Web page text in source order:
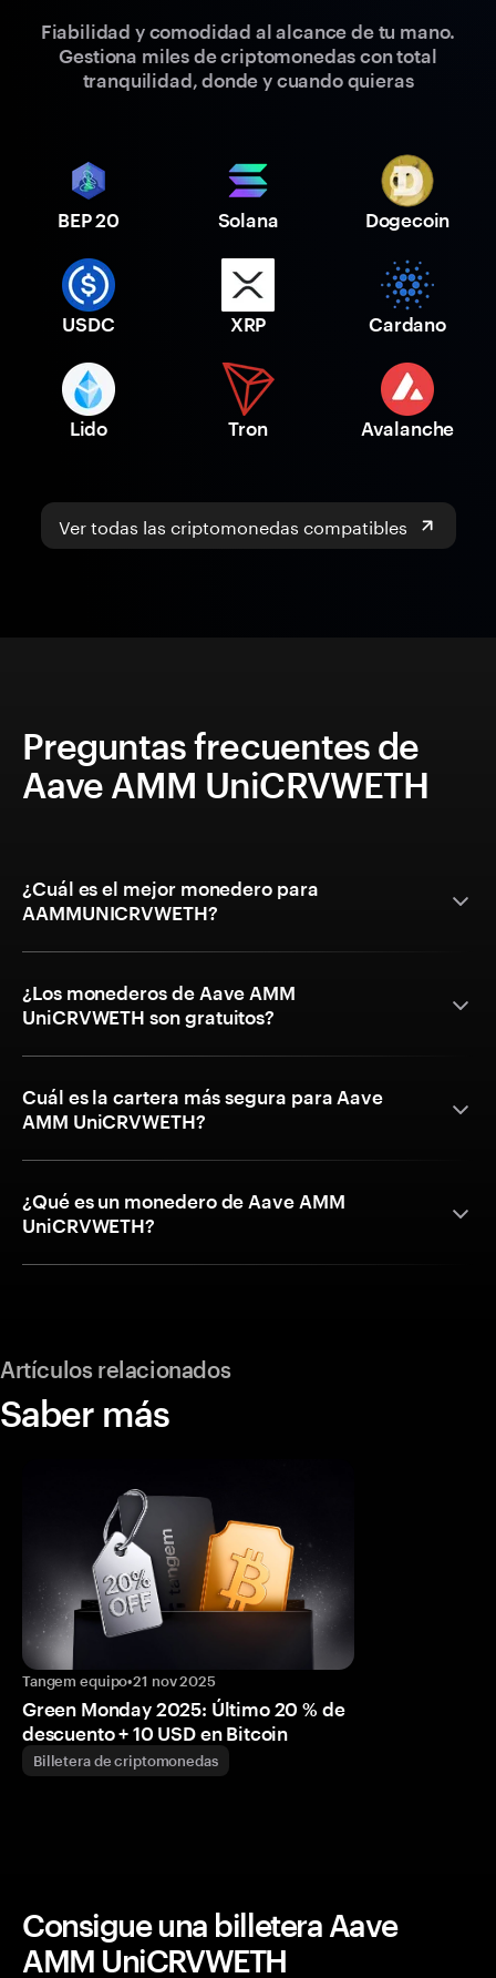
Fiabilidad y comodidad al alcance de tu mano.
Gestiona miles de criptomonedas con total
tranquilidad, donde y cuando quieras
BEP 20 Solana Dogecoin
USDC XRP Cardano
Lido Tron Avalanche
Ver todas las criptomonedas compatibles
Preguntas frecuentes de
Aave AMM UniCRVWETH
¿Cuál es el mejor monedero para
AAMMUNICRVWETH?
¿Los monederos de Aave AMM
UniCRVWETH son gratuitos?
Cuál es la cartera más segura para Aave
AMM UniCRVWETH?
¿Qué es un monedero de Aave AMM
UniCRVWETH?
Artículos relacionados
Saber más
Tangem equipo•21 nov 2025
Green Monday 2025: Último 20 % de
descuento + 10 USD en Bitcoin
Billetera de criptomonedas
Consigue una billetera Aave
AMM UniCRVWETH